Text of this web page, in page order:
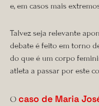
e, em casos mais
Talvez seja relevante
debate é feito em torno
do que é um corpo
atleta a passar por este
O caso de Maria